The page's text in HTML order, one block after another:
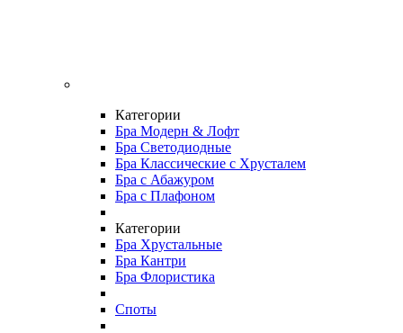
Категории
Бра Модерн & Лофт
Бра Светодиодные
Бра Классические с Хрусталем
Бра с Абажуром
Бра с Плафоном
Категории
Бра Хрустальные
Бра Кантри
Бра Флористика
Споты